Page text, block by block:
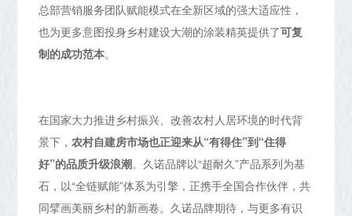
总部营销服务团队赋能模式在全新区域的强大适应性，
也为更多意图投身乡村建设大潮的涂装精英提供了可复
制的成功范本。
在国家大力推进乡村振兴、改善农村人居环境的时代背
景下，农村自建房市场也正迎来从“有得住”到“住得
好”的品质升级浪潮。久诺品牌以“超耐久”产品系列为基
石，以“全链赋能”体系为引擎，正携手全国合作伙伴，共
同擘画美丽乡村的新画卷。久诺品牌期待，与更多有识